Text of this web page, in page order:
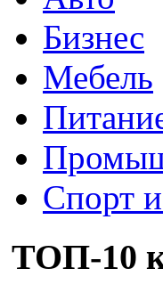
Бизнес
Мебель
Спорт
ТОП-10